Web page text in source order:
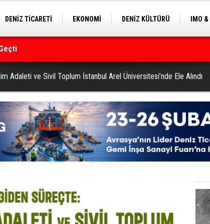
DENİZ TİCARETİ EKONOMİ DENİZ KÜLTÜRÜ
IMO
Adaleti ve Sivil Toplum İstanbul Arel Üniversitesi’nde Ele Alındı